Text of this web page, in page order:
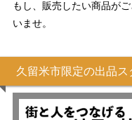
もし、販売したい商品が
いませ。
久留米市限定の出品